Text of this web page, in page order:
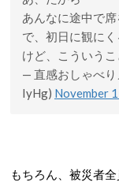
あんなに途中で
で、初日に観に
けど、こういうこ
— 直感おしゃべ
IyHg) November
もちろん、被災者